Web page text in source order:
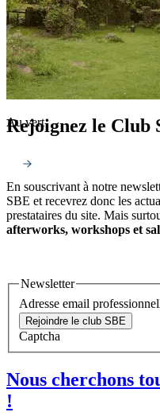
Au vert
Rejoignez le Club
En souscrivant à notre
SBE et recevrez donc les
prestataires du site. Mais
afterworks, workshops et
Newsletter
Adresse email
Rejoindre le club SBE
Captcha
Nous cherchons
!